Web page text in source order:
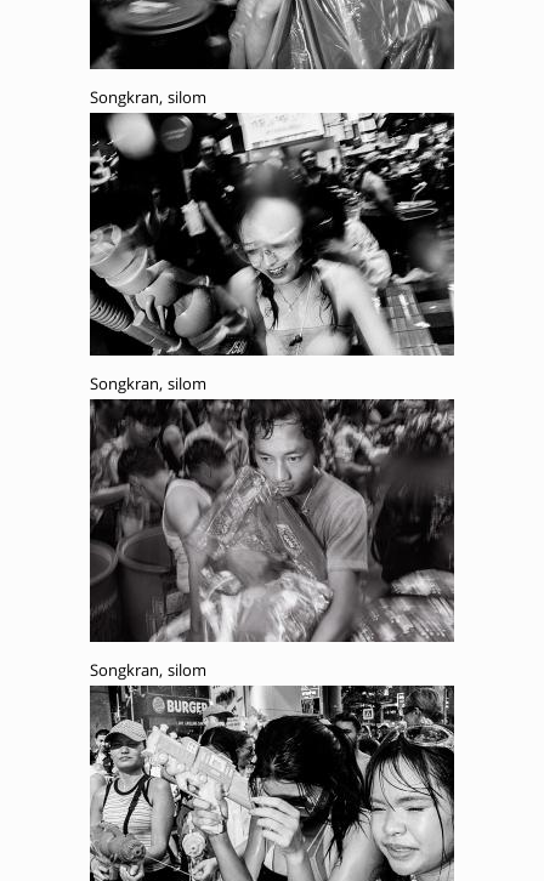
Songkran, silom
Songkran, silom
Songkran, silom